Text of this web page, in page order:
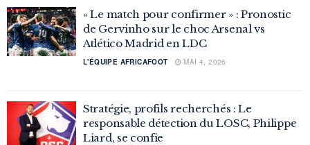
« Le match pour confirmer » : Pronostic
de Gervinho sur le choc Arsenal vs
Atlético Madrid en LDC
L'ÉQUIPE AFRICAFOOT MAI 4, 2026
Stratégie, profils recherchés : Le
responsable détection du LOSC, Philippe
Liard, se confie